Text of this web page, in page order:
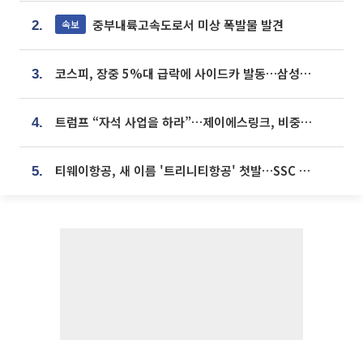
2. 속보 중부내륙고속도로서 미상 폭발물 발견
3. 코스피, 장중 5%대 급락에 사이드카 발동…삼성·SK 동반 폭락
4. 트럼프 “자석 사업을 하라”…제이에스링크, 비중국 영구자석 공급망 구축 속도
5. 티웨이항공, 새 이름 '트리니티항공' 첫발…SSC 전략 본격화